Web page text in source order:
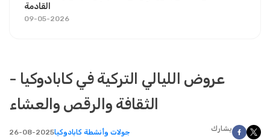
عروض الليالي التركية في كابادوكيا -
الثقافة والرقص والعشاء
26-08-2025جولات وأنشطة كابادوكيا يشارك
القادمة
09-05-2026